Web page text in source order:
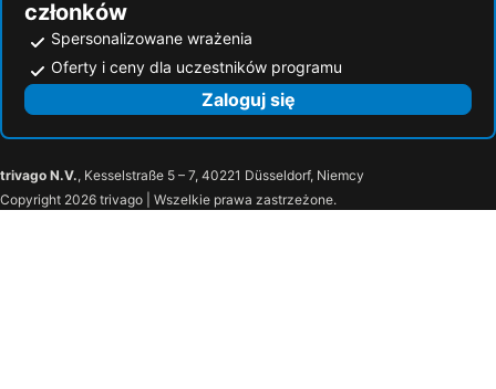
członków
Spersonalizowane wrażenia
Oferty i ceny dla uczestników programu
Zaloguj się
trivago N.V., Kesselstraße 5 – 7, 40221 Düsseldorf, Niemcy
Copyright 2026 trivago | Wszelkie prawa zastrzeżone.